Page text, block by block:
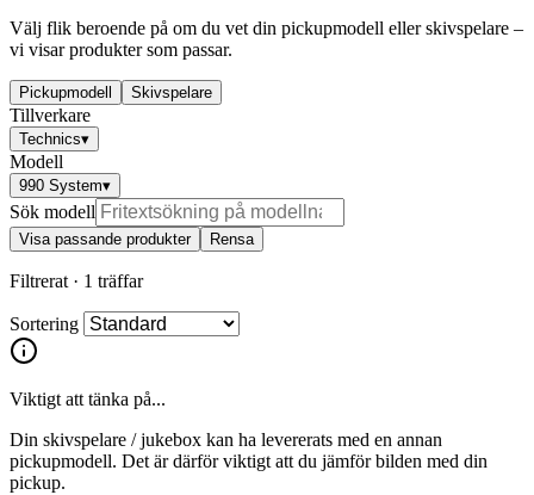
Välj flik beroende på om du vet din pickupmodell eller skivspelare –
vi visar produkter som passar.
Pickupmodell Skivspelare
Tillverkare
Technics▾
Modell
990 System▾
Sök modell
Visa passande produkter Rensa
Filtrerat · 1 träffar
Sortering
Viktigt att tänka på...
Din skivspelare / jukebox kan ha levererats med en annan
pickupmodell. Det är därför viktigt att du jämför bilden med din
pickup.